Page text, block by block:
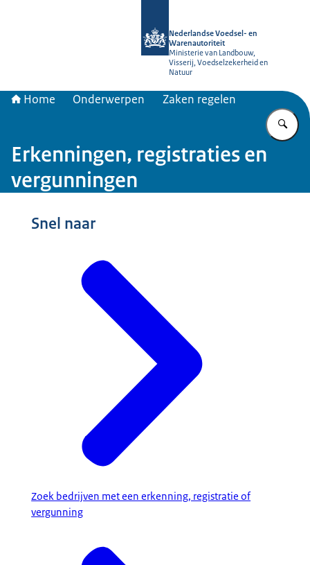
Nederlandse Voedsel- en
Warenautoriteit
Ministerie van Landbouw,
Visserij, Voedselzekerheid en
Natuur
Home Onderwerpen Zaken regelen
Erkenningen, registraties en
vergunningen
Snel naar
Zoek bedrijven met een erkenning, registratie of
vergunning